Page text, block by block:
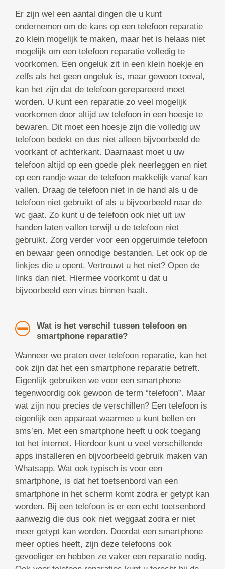
Er zijn wel een aantal dingen die u kunt
ondernemen om de kans op een telefoon reparatie
zo klein mogelijk te maken, maar het is helaas niet
mogelijk om een telefoon reparatie volledig te
voorkomen. Een ongeluk zit in een klein hoekje en
zelfs als het geen ongeluk is, maar gewoon toeval,
kan het zijn dat de telefoon gerepareerd moet
worden. U kunt een reparatie zo veel mogelijk
voorkomen door altijd uw telefoon in een hoesje te
bewaren. Dit moet een hoesje zijn die volledig uw
telefoon bedekt en dus niet alleen bijvoorbeeld de
voorkant of achterkant. Daarnaast moet u uw
telefoon altijd op een goede plek neerleggen en niet
op een randje waar de telefoon makkelijk vanaf kan
vallen. Draag de telefoon niet in de hand als u de
telefoon niet gebruikt of als u bijvoorbeeld naar de
wc gaat. Zo kunt u de telefoon ook niet uit uw
handen laten vallen terwijl u de telefoon niet
gebruikt. Zorg verder voor een opgeruimde telefoon
en bewaar geen onnodige bestanden. Let ook op de
linkjes die u opent. Vertrouwt u het niet? Open de
links dan niet. Hiermee voorkomt u dat u
bijvoorbeeld een virus binnen haalt.
Wat is het verschil tussen telefoon en
smartphone reparatie?
Wanneer we praten over telefoon reparatie, kan het
ook zijn dat het een smartphone reparatie betreft.
Eigenlijk gebruiken we voor een smartphone
tegenwoordig ook gewoon de term “telefoon”. Maar
wat zijn nou precies de verschillen? Een telefoon is
eigenlijk een apparaat waarmee u kunt bellen en
sms’en. Met een smartphone heeft u ook toegang
tot het internet. Hierdoor kunt u veel verschillende
apps installeren en bijvoorbeeld gebruik maken van
Whatsapp. Wat ook typisch is voor een
smartphone, is dat het toetsenbord van een
smartphone in het scherm komt zodra er getypt kan
worden. Bij een telefoon is er een echt toetsenbord
aanwezig die dus ook niet weggaat zodra er niet
meer getypt kan worden. Doordat een smartphone
meer opties heeft, zijn deze telefoons ook
gevoeliger en hebben ze vaker een reparatie nodig.